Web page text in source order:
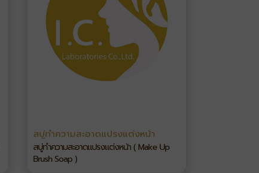
สบู่ทำความสะอาดแปรงแต่งหน้า
สบู่ทำความสะอาดแปรงแต่งหน้า ( Make Up
Brush Soap )